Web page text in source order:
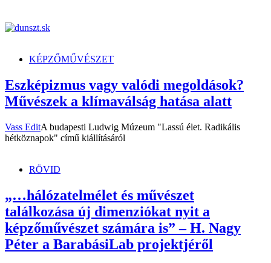
KÉPZŐMŰVÉSZET
Eszképizmus vagy valódi megoldások?
Művészek a klímaválság hatása alatt
Vass EditA budapesti Ludwig Múzeum "Lassú élet. Radikális
hétköznapok" című kiállításáról
RÖVID
„…hálózatelmélet és művészet
találkozása új dimenziókat nyit a
képzőművészet számára is” – H. Nagy
Péter a BarabásiLab projektjéről